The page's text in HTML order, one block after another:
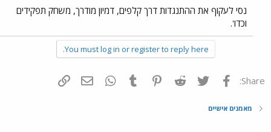
נסי לעקוף את ההתנגדות דרך קלפים, דמיון מודרך, משחק תפקידים
וכדו'.
You must log in or register to reply here.
Share: פייסבוק Twitter
Reddit
Pinterest
Tumblr
WhatsAppדואר אלקטרוני
מאמנים אישיים